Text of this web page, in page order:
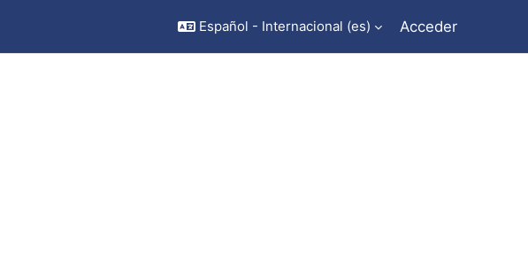
Español - Internacional ‎(es)‎ Acceder